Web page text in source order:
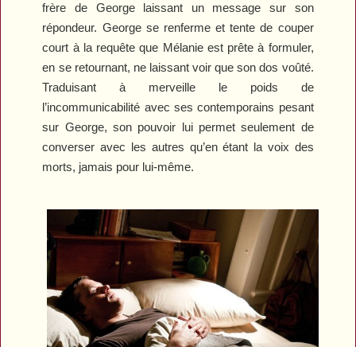
frère de George laissant un message sur son
répondeur. George se renferme et tente de couper
court à la requête que Mélanie est prête à formuler,
en se retournant, ne laissant voir que son dos voûté.
Traduisant à merveille le poids de
l’incommunicabilité avec ses contemporains pesant
sur George, son pouvoir lui permet seulement de
converser avec les autres qu’en étant la voix des
morts, jamais pour lui-même.